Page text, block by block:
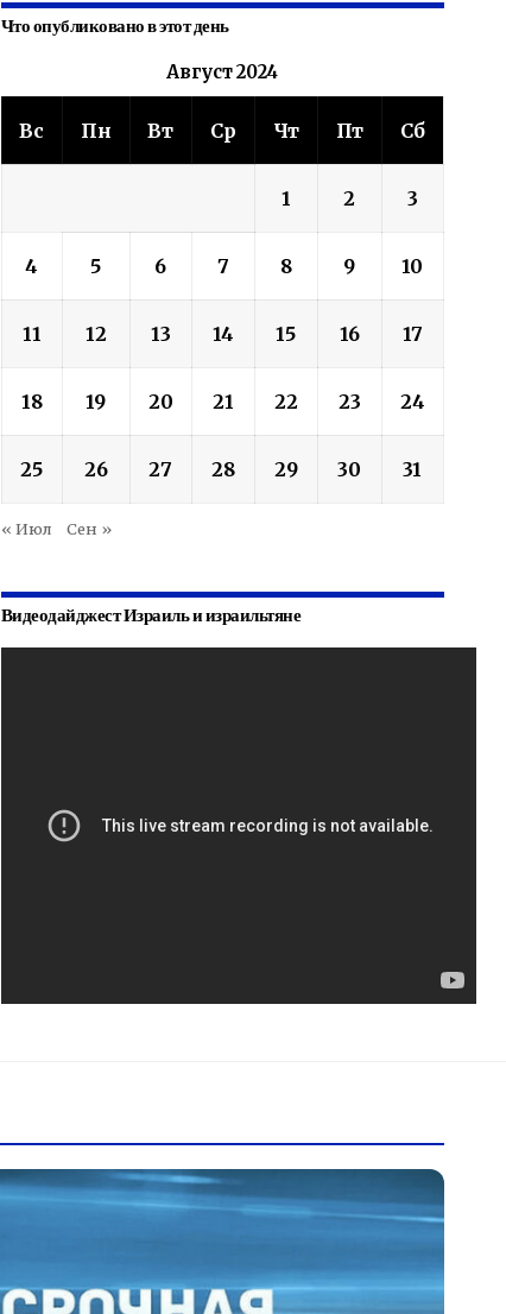
Что опубликовано в этот день
Август 2024
Вс Пн Вт Ср Чт Пт Сб
1 2 3
4 5 6 7 8 9 10
11 12 13 14 15 16 17
18 19 20 21 22 23 24
25 26 27 28 29 30 31
« Июл Сен »
Видеодайджест Израиль и израильтяне